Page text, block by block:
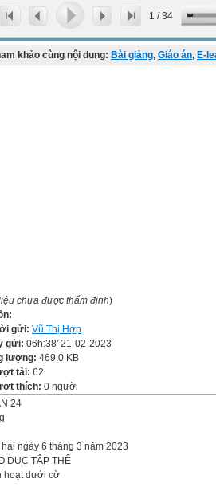
1 /34
khảo cùng nội dung: Bài giảng, Giáo án, E-
chưa được thẩm định)
gửi: Vũ Thị Hợp
gửi: 06h:38' 21-02-2023
lượng: 469.0 KB
tải: 62
thích: 0 người
24
ngày 6 tháng 3 năm 2023
DỤC TẬP THỂ
hoạt dưới cờ